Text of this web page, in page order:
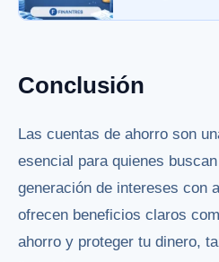
Conclusión
Las cuentas de ahorro son
esencial para quienes
generación de intereses con
ofrecen beneficios claros
ahorro y proteger tu dinero,